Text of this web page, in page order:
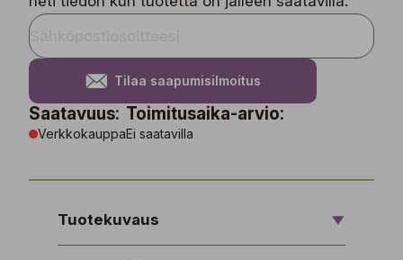
Tilaa saapumisilmoitus
Saatavuus:
Verkkokauppa
Toimitusaika-arvio:
Ei saatavilla
Tuotekuvaus